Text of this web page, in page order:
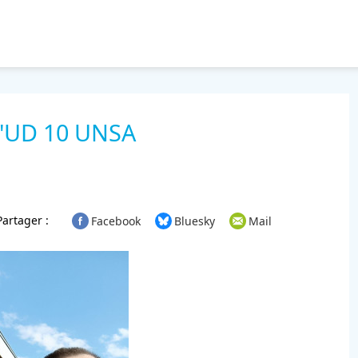
10 UNSA
: Facebook Bluesky Mail